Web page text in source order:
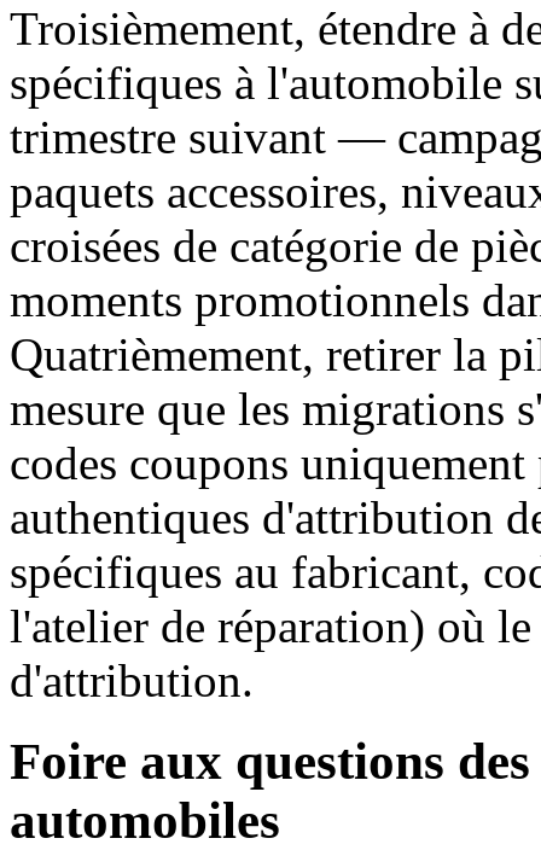
Troisièmement, étendre à
spécifiques à l'automobile
trimestre suivant —
paquets accessoires,
croisées de catégorie de
moments promotionnels
Quatrièmement, retirer la
mesure que les migrations
codes coupons
authentiques d'attribution
spécifiques au fabricant,
l'atelier de réparation) où le
d'attribution.
Foire aux questions
automobiles